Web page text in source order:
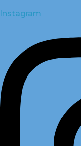
Instagram